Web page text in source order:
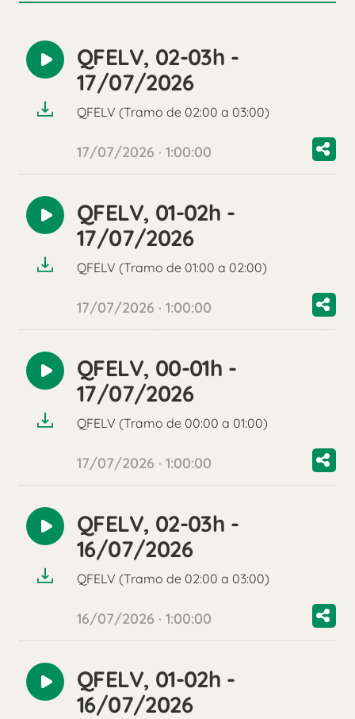
Reproducir
audio
QFELV, 02-03h -
17/07/2026
QFELV (Tramo de 02:00 a 03:00)
17/07/2026 · 1:00:00
Reproducir
audio
QFELV, 01-02h -
17/07/2026
QFELV (Tramo de 01:00 a 02:00)
17/07/2026 · 1:00:00
Reproducir
audio
QFELV, 00-01h -
17/07/2026
QFELV (Tramo de 00:00 a 01:00)
17/07/2026 · 1:00:00
Reproducir
audio
QFELV, 02-03h -
16/07/2026
QFELV (Tramo de 02:00 a 03:00)
16/07/2026 · 1:00:00
Reproducir
audio
QFELV, 01-02h -
16/07/2026